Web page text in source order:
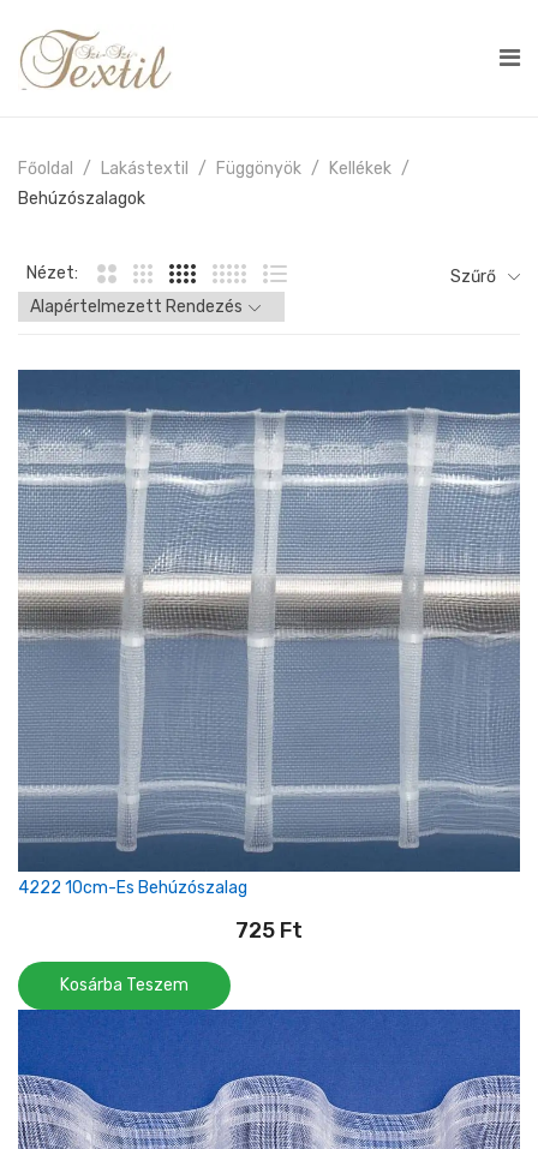
Főoldal Lakástextil Függönyök
Kellékek
Behúzószalagok
Nézet: Szűrő
4222 10cm-Es Behúzószalag
725 Ft
Kosárba Teszem